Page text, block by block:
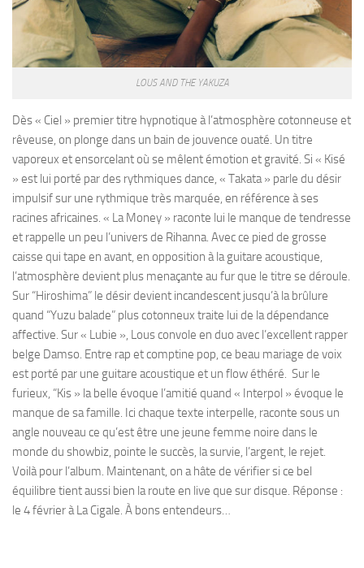
LOUS AND THE YAKUZA
Dès « Ciel » premier titre hypnotique à l’atmosphère cotonneuse et
rêveuse, on plonge dans un bain de jouvence ouaté. Un titre
vaporeux et ensorcelant où se mêlent émotion et gravité. Si « Kisé
» est lui porté par des rythmiques dance, « Takata » parle du désir
impulsif sur une rythmique très marquée, en référence à ses
racines africaines. « La Money » raconte lui le manque de tendresse
et rappelle un peu l’univers de Rihanna. Avec ce pied de grosse
caisse qui tape en avant, en opposition à la guitare acoustique,
l’atmosphère devient plus menaçante au fur que le titre se déroule.
Sur “Hiroshima” le désir devient incandescent jusqu’à la brûlure
quand “Yuzu balade” plus cotonneux traite lui de la dépendance
affective. Sur « Lubie », Lous convole en duo avec l’excellent rapper
belge Damso. Entre rap et comptine pop, ce beau mariage de voix
est porté par une guitare acoustique et un flow éthéré. Sur le
furieux, “Kis » la belle évoque l’amitié quand « Interpol » évoque le
manque de sa famille. Ici chaque texte interpelle, raconte sous un
angle nouveau ce qu’est être une jeune femme noire dans le
monde du showbiz, pointe le succès, la survie, l’argent, le rejet.
Voilà pour l’album. Maintenant, on a hâte de vérifier si ce bel
équilibre tient aussi bien la route en live que sur disque. Réponse :
le 4 février à La Cigale. À bons entendeurs…